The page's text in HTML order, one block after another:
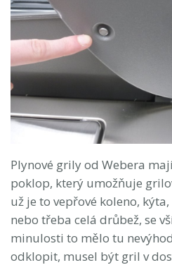
Plynové grily od Webera
poklop, který umožňuje
už je to vepřové koleno,
nebo třeba celá drůbež, se
minulosti to mělo tu
odklopit, musel být gril v